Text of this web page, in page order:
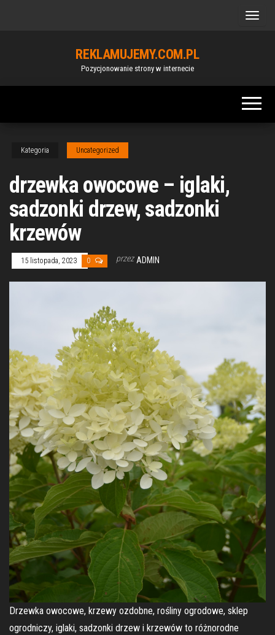
REKLAMUJEMY.COM.PL
Pozycjonowanie strony w internecie
Kategoria Uncategorized
drzewka owocowe – iglaki,
sadzonki drzew, sadzonki
krzewów
15 listopada, 2023 0 przez ADMIN
Drzewka owocowe, krzewy ozdobne, rośliny ogrodowe, sklep
ogrodniczy, iglaki, sadzonki drzew i krzewów to różnorodne